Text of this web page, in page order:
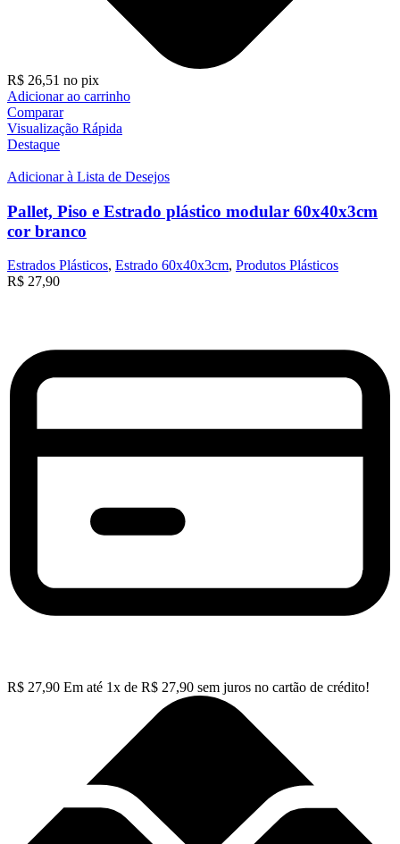
R$ 26,51 no pix
Adicionar ao carrinho
Comparar
Visualização Rápida
Destaque
Adicionar à Lista de Desejos
Pallet, Piso e Estrado plástico modular 60x40x3cm
cor branco
Estrados Plásticos, Estrado 60x40x3cm, Produtos Plásticos
R$ 27,90
R$ 27,90 Em até 1x de R$ 27,90 sem juros no cartão de crédito!